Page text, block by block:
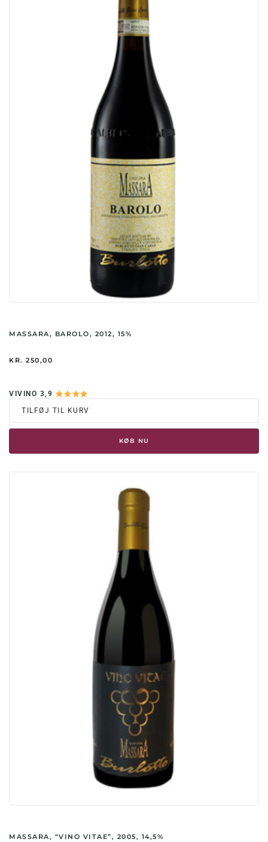
MASSARA, BAROLO, 2012, 15%
KR. 250,00
VIVINO 3,9
TILFØJ TIL KURV
KØB NU
MASSARA, “VINO VITAE”, 2005, 14,5%